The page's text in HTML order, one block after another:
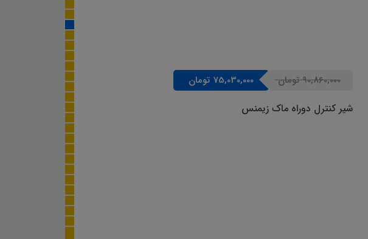
53,890,000 تومان
فشارشکن اسپیراکس سارکو مدل BRV2S